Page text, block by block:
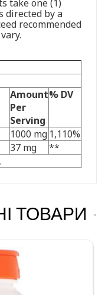
take one (1)
directed by a
recommended
Amount
Per
Serving
% DV
1000 mg 1,110%
37 mg
**
ТОВАРИ